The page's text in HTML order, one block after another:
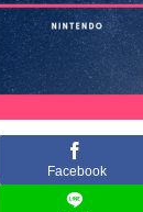
Facebook